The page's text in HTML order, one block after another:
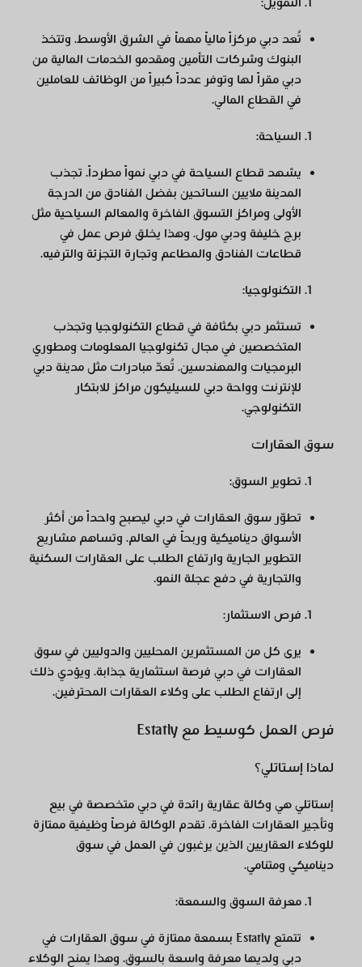
تُعد دبي مركزاً مالياً مهماً في الشرق الأوسط. وتتخذ
البنوك وشركات التأمين ومقدمو الخدمات المالية من
دبي مقراً لها وتوفر عدداً كبيراً من الوظائف للعاملين
في القطاع المالي.
السياحة:
يشهد قطاع السياحة في دبي نمواً مطرداً. تجذب
المدينة ملايين السائحين بفضل الفنادق من الدرجة
الأولى ومراكز التسوق الفاخرة والمعالم السياحية مثل
برج خليفة ودبي مول. وهذا يخلق فرص عمل في
قطاعات الفنادق والمطاعم وتجارة التجزئة والترفيه.
التكنولوجيا:
تستثمر دبي بكثافة في قطاع التكنولوجيا وتجذب
المتخصصين في مجال تكنولوجيا المعلومات ومطوري
البرمجيات والمهندسين. تُعدّ مبادرات مثل مدينة دبي
للإنترنت وواحة دبي للسيليكون مراكز للابتكار
التكنولوجي.
سوق العقارات
تطوير السوق:
تطوّر سوق العقارات في دبي ليصبح واحداً من أكثر
الأسواق ديناميكية وربحاً في العالم. وتساهم مشاريع
التطوير الجارية وارتفاع الطلب على العقارات السكنية
والتجارية في دفع عجلة النمو.
فرص الاستثمار:
يرى كل من المستثمرين المحليين والدوليين في سوق
العقارات في دبي فرصة استثمارية جذابة. ويؤدي ذلك
إلى ارتفاع الطلب على وكلاء العقارات المحترفين.
فرص العمل كوسيط مع Estatly
لماذا إستاتلي؟
إستاتلي هي وكالة عقارية رائدة في دبي متخصصة في بيع
وتأجير العقارات الفاخرة. تقدم الوكالة فرصاً وظيفية ممتازة
للوكلاء العقاريين الذين يرغبون في العمل في سوق
ديناميكي ومتنامي.
معرفة السوق والسمعة:
تتمتع Estatly بسمعة ممتازة في سوق العقارات في
دبي ولديها معرفة واسعة بالسوق. وهذا يمنح الوكلاء